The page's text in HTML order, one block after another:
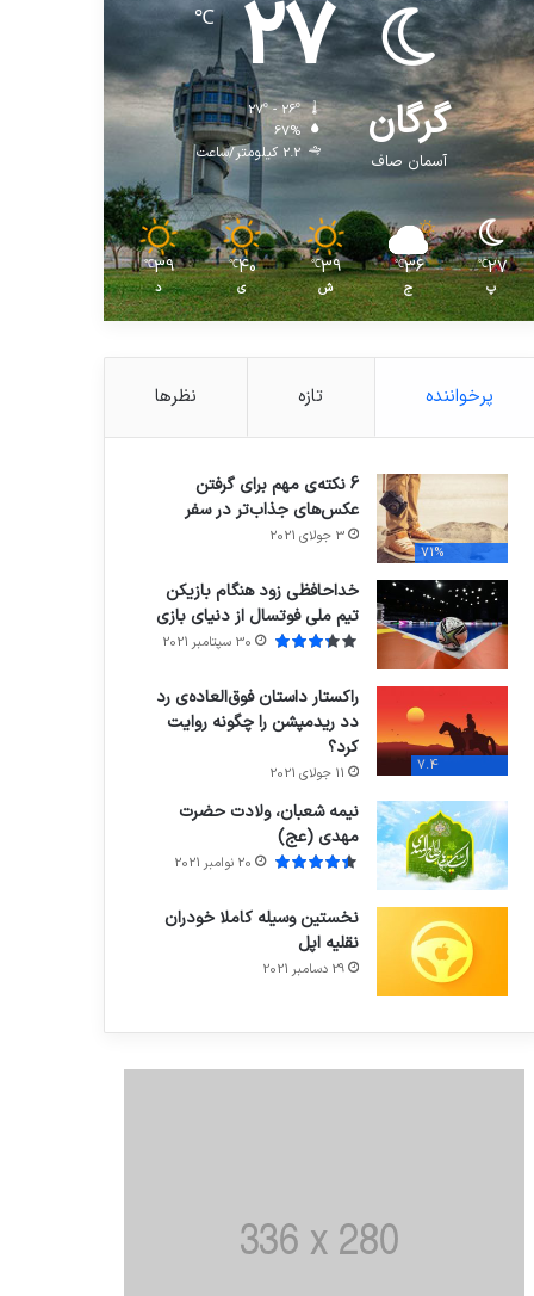
گرگان
آسمان صاف
27
℃
27º - 26º
67%
2.2 کیلومتر/ساعت
27
℃
پ
36
℃
ج
39
℃
ش
40
℃
ی
39
℃
د
پرخواننده تازه نظرها
71%
6 نکته‌ی مهم برای گرفتن
عکس‌های جذاب‌تر در سفر
3 جولای 2021
خداحافظی زود هنگام بازیکن
تیم ملی فوتسال از دنیای بازی
30 سپتامبر 2021
7.4
راکستار داستان فوق‌العاده‌ی رد
دد ریدمپشن را چگونه روایت
کرد؟
11 جولای 2021
نیمه شعبان، ولادت حضرت
مهدی (عج)
20 نوامبر 2021
نخستین وسیله کاملا خودران
نقلیه اپل
29 دسامبر 2021